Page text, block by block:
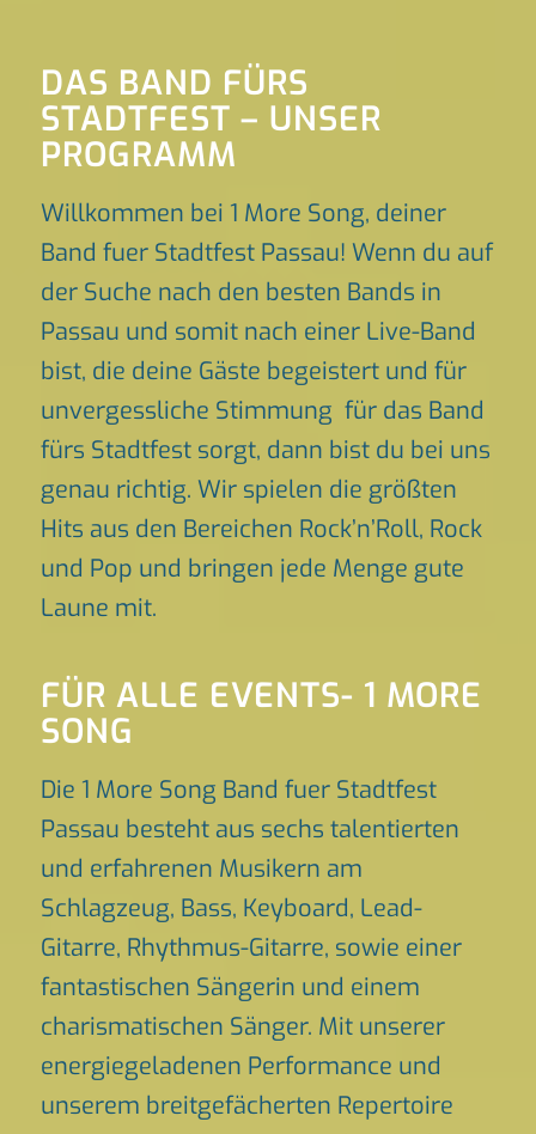
DAS BAND FÜRS
STADTFEST – UNSER
PROGRAMM
Willkommen bei 1 More Song, deiner
Band fuer Stadtfest Passau! Wenn du auf
der Suche nach den besten Bands in
Passau und somit nach einer Live-Band
bist, die deine Gäste begeistert und für
unvergessliche Stimmung für das Band
fürs Stadtfest sorgt, dann bist du bei uns
genau richtig. Wir spielen die größten
Hits aus den Bereichen Rock’n’Roll, Rock
und Pop und bringen jede Menge gute
Laune mit.
FÜR ALLE EVENTS- 1 MORE
SONG
Die 1 More Song Band fuer Stadtfest
Passau besteht aus sechs talentierten
und erfahrenen Musikern am
Schlagzeug, Bass, Keyboard, Lead-
Gitarre, Rhythmus-Gitarre, sowie einer
fantastischen Sängerin und einem
charismatischen Sänger. Mit unserer
energiegeladenen Performance und
unserem breitgefächerten Repertoire